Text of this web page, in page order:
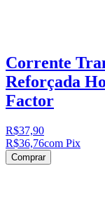
Corrente
Reforçada
Factor
R$37,90
R$36,76com Pix
Comprar